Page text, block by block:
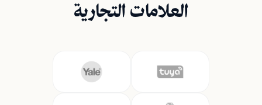
العلامات التجارية